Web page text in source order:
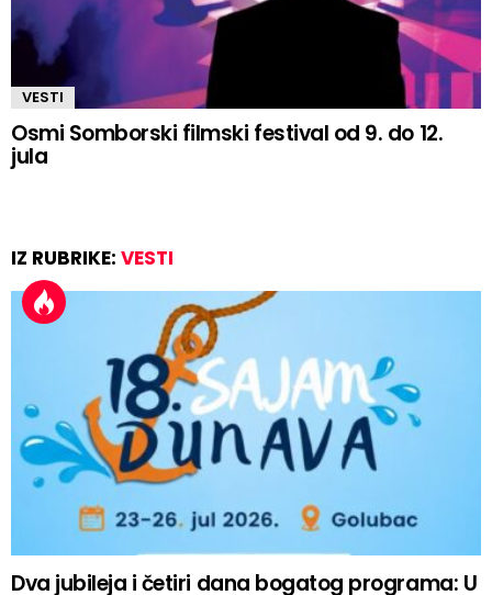
VESTI
Osmi Somborski filmski festival od 9. do 12.
jula
IZ RUBRIKE: VESTI
Dva jubileja i četiri dana bogatog programa: U